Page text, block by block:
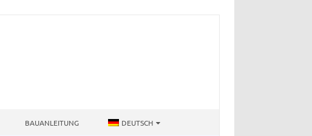
BAUANLEITUNG DEUTSCH